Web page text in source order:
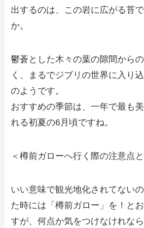
出するのは、この岩に広がる苔
か。
鬱蒼とした木々の葉の隙間から
く、まるでジブリの世界に入り
のようです。
おすすめの季節は、一年で最も
れる初夏の6月頃ですね。
＜樽前ガローへ行く際の注意点
いい意味で観光地化されてない
た時には「樽前ガロー」を！と
すが、何点か気をつけなけれな